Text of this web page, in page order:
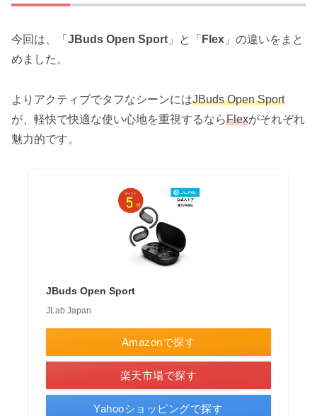
今回は、「 JBuds Open Sport 」と「 Flex 」の違いをまと
めました。
よりアクティブでタフなシーンにはJBuds Open Sport
が、軽快で快適な使い心地を重視するならFlexがそれぞれ
魅力的です。
JBuds Open Sport
JLab Japan
Amazonで探す
楽天市場で探す
Yahooショッピングで探す